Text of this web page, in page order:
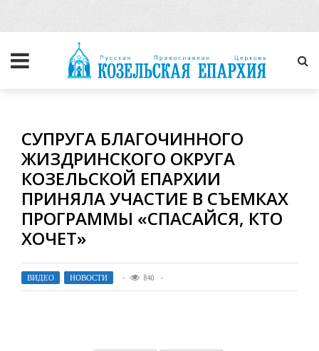
СУПРУГА БЛАГОЧИННОГО
ЖИЗДРИНСКОГО ОКРУГА
КОЗЕЛЬСКОЙ ЕПАРХИИ
ПРИНЯЛА УЧАСТИЕ В СЪЕМКАХ
ПРОГРАММЫ «СПАСАЙСЯ, КТО
ХОЧЕТ»
ВИДЕО , НОВОСТИ 840